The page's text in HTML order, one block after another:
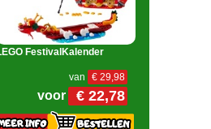
FestivalKalender
€ 29,98
van
€ 22,78
voor